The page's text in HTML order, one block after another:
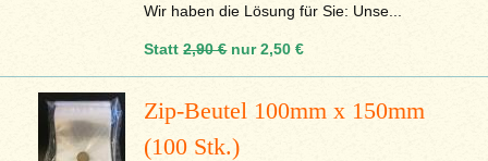
Wir haben die Lösung für Sie: Unse...
Statt2,90 €nur2,50 €
Zip-Beutel 100mm x 150mm
(100 Stk.)